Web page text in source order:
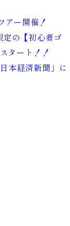
アー開催！
の【初心者ゴ
タート！！
本経済新聞」に